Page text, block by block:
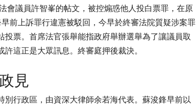
會議員許智峯的帖文，被控煽惑他人投白票罪，在原
前上訴罪行違憲被駁回，今早於終審法院質疑涉案罪
票。首席法官張舉能指政府舉辦選舉為了讓議員取
這正是大眾訊息。終審庭押後裁決。
見
別行政區，由資深大律師余若海代表。蘇浚鋒早前以